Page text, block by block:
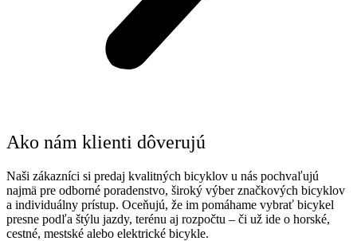
Ako nám klienti dôverujú
Naši zákazníci si predaj kvalitných bicyklov u nás pochvaľujú
najmä pre odborné poradenstvo, široký výber značkových bicyklov
a individuálny prístup. Oceňujú, že im pomáhame vybrať bicykel
presne podľa štýlu jazdy, terénu aj rozpočtu – či už ide o horské,
cestné, mestské alebo elektrické bicykle.